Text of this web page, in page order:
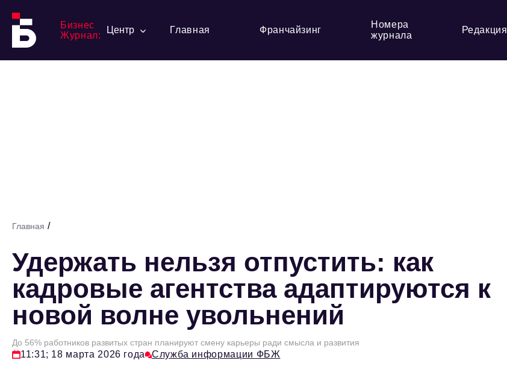
Бизнес
Журнал:
Центр Главная Франчайзинг
Номера
журнала
Редакция
Главная /
Удержать нельзя отпустить: как
кадровые агентства адаптируются к
новой волне увольнений
До 56% работников развитых стран планируют смену карьеры ради смысла и развития
11:31; 18 марта 2026 года Служба информации ФБЖ